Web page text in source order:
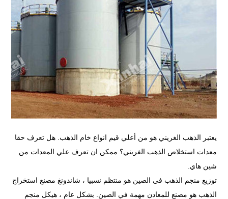
يعتبر الذهب الغريني هو من أعلي قيم انواع خام الذهب. هل تعرف حقا
معدات استخلاص الذهب الغريني؟ ممكن ان تعرف علي المعدات من
شين هاي.
توزيع منجم الذهب في الصين هو منتظم نسبيا ، شاندونغ مصنع استخراج
الذهب هو مصنع للمعادن مهمة في الصين. بشكل عام ، هيكل منجم